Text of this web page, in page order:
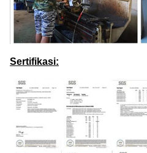
Sertifikasi: